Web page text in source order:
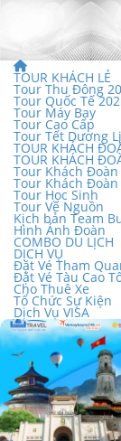
TOUR KHÁCH LẺ
Tour Thu Đông
Tour Quốc Tế
Tour Máy Bay
Tour Cao Cấp
Tour Tết Dương
TOUR KHÁCH
TOUR KHÁCH
Tour Khách
Tour Khách
Tour Học Sinh
Tour Về Nguồn
Kịch bản Team
Hình Ảnh Đoàn
COMBO DU LỊCH
DỊCH VỤ
Đặt Vé Tham
Đặt Vé Tàu Cao
Cho Thuê Xe
Tổ Chức Sự Kiện
Dịch Vụ VISA